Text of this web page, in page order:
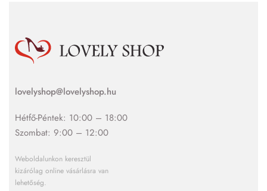
lovelyshop@lovelyshop.hu
Hétfő-Péntek: 10:00 – 18:00
Szombat: 9:00 – 12:00
Weboldalunkon keresztül
kizárólag online vásárlásra van
lehetőség.